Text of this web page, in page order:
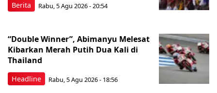
Berita Rabu, 5 Agu 2026 - 20:54
Headline
“Double Winner”, Abimanyu Melesat
Kibarkan Merah Putih Dua Kali di
Thailand
Rabu, 5 Agu 2026 - 18:56